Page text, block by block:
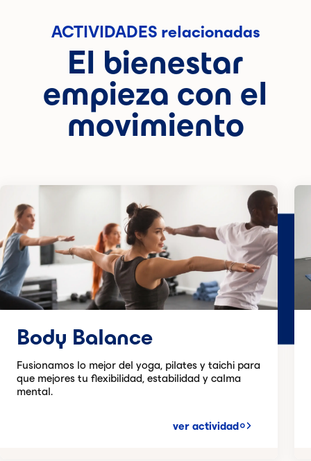
ACTIVIDADES relacionadas
El bienestar
empieza con el
movimiento
Body Balance
Fusionamos lo mejor del yoga, pilates y taichi para
que mejores tu flexibilidad, estabilidad y calma
mental.
ver actividad